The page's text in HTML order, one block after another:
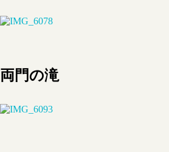
両門の滝